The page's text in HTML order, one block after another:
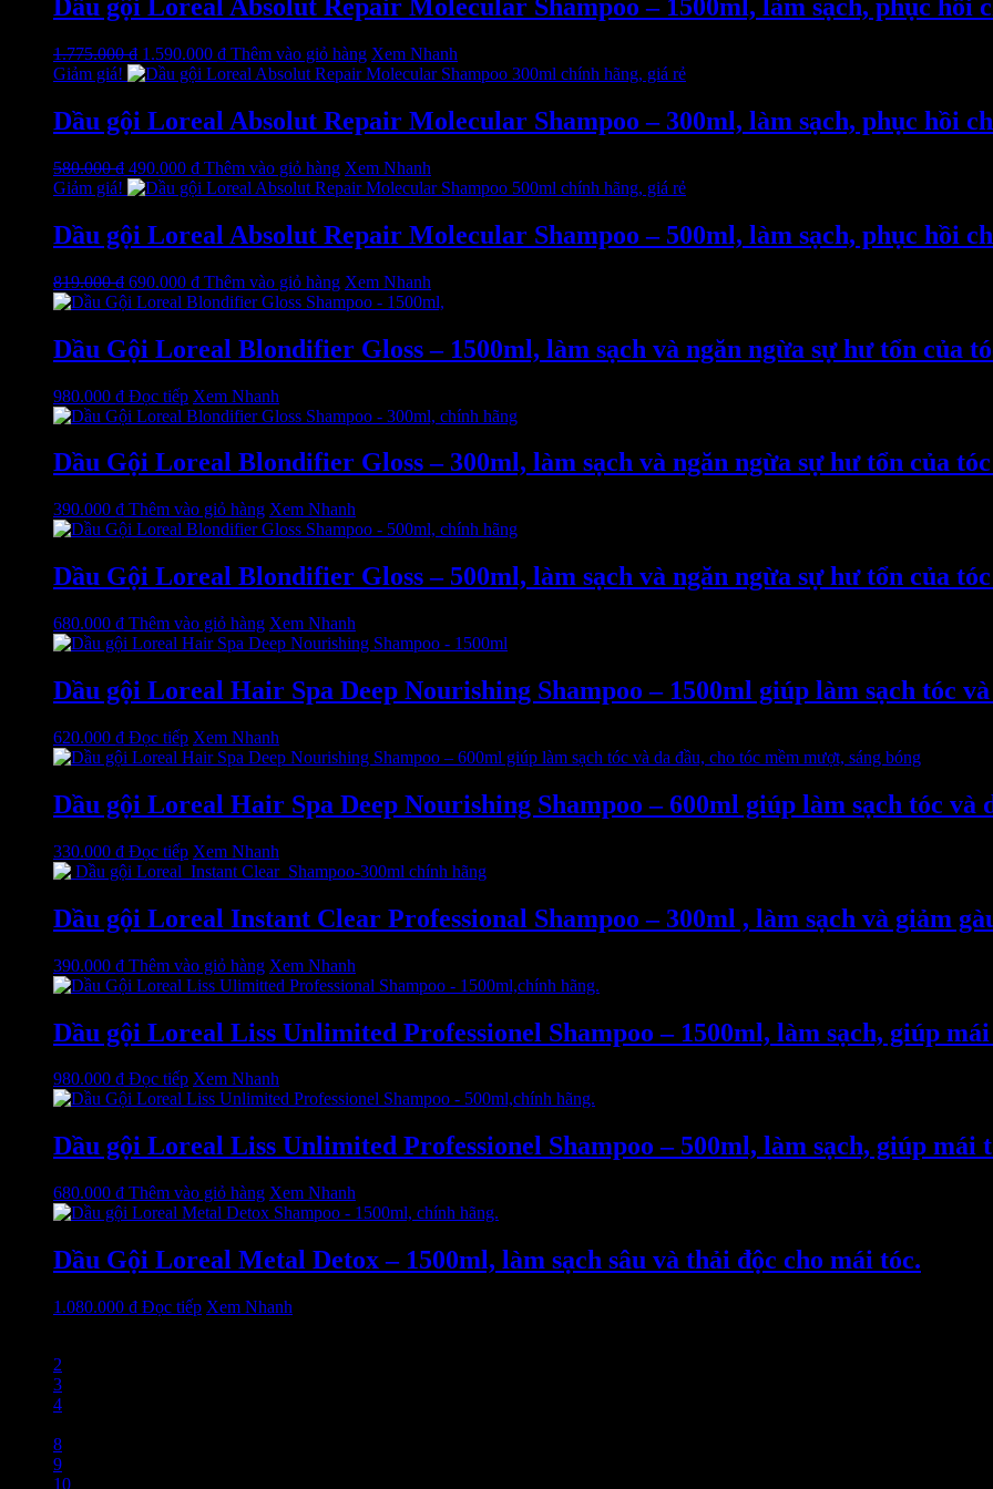
Dầu gội Loreal Absolut Repair Molecular Shampoo – 1500ml, làm sạch, phục hồi
1.775.000₫ Giá
gốc
1.775.000 ₫.
1.590.000 ₫Giá
hiện
là:
1.590.000 ₫.
Thêm vào giỏ hàng Xem Nhanh
Giảm giá!
Dầu gội Loreal Absolut Repair Molecular Shampoo – 300ml, làm sạch, phục hồi
580.000₫ Giá
gốc
580.000 ₫.
490.000 ₫Giá
hiện
490.000 ₫.
Thêm vào giỏ hàng Xem Nhanh
Giảm giá!
Dầu gội Loreal Absolut Repair Molecular Shampoo – 500ml, làm sạch, phục hồi
819.000₫ Giá
gốc
819.000 ₫.
690.000 ₫Giá
hiện
690.000 ₫.
Thêm vào giỏ hàng Xem Nhanh
Dầu Gội Loreal Blondifier Gloss – 1500ml, làm sạch và ngăn ngừa sự hư tổn của
980.000 ₫ Đọc tiếp Xem Nhanh
Dầu Gội Loreal Blondifier Gloss – 300ml, làm sạch và ngăn ngừa sự hư tổn của
390.000 ₫ Thêm vào giỏ hàng Xem Nhanh
Dầu Gội Loreal Blondifier Gloss – 500ml, làm sạch và ngăn ngừa sự hư tổn của
680.000 ₫ Thêm vào giỏ hàng Xem Nhanh
Dầu gội Loreal Hair Spa Deep Nourishing Shampoo – 1500ml giúp làm sạch tóc
620.000 ₫ Đọc tiếp Xem Nhanh
Dầu gội Loreal Hair Spa Deep Nourishing Shampoo – 600ml giúp làm sạch tóc và
330.000 ₫ Đọc tiếp Xem Nhanh
Dầu gội Loreal Instant Clear Professional Shampoo – 300ml , làm sạch và giảm
390.000 ₫ Thêm vào giỏ hàng Xem Nhanh
Dầu gội Loreal Liss Unlimited Professionel Shampoo – 1500ml, làm sạch, giúp
980.000 ₫ Đọc tiếp Xem Nhanh
Dầu gội Loreal Liss Unlimited Professionel Shampoo – 500ml, làm sạch, giúp mái
680.000 ₫ Thêm vào giỏ hàng Xem Nhanh
Dầu Gội Loreal Metal Detox – 1500ml, làm sạch sâu và thải độc cho mái tóc.
1.080.000 ₫ Đọc tiếp Xem Nhanh
2
3
4
8
9
10